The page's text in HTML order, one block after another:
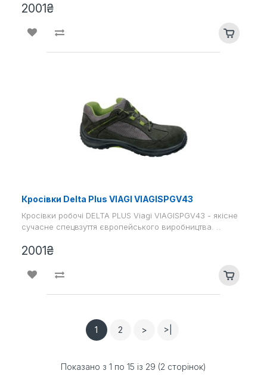
2001₴
Кросівки Delta Plus VIAGI VIAGISPGV43
Кросівки робочі DELTA PLUS Viagi VIAGISPGV43 - якісне
сучасне спецвзуття європейського виробництва. ..
2001₴
1 2 > >|
Показано з 1 по 15 із 29 (2 сторінок)